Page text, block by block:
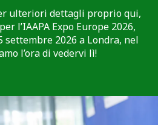
ulteriori dettagli proprio qui,
l’IAAPA Expo Europe 2026,
settembre 2026 a Londra, nel
l’ora di vedervi lì!